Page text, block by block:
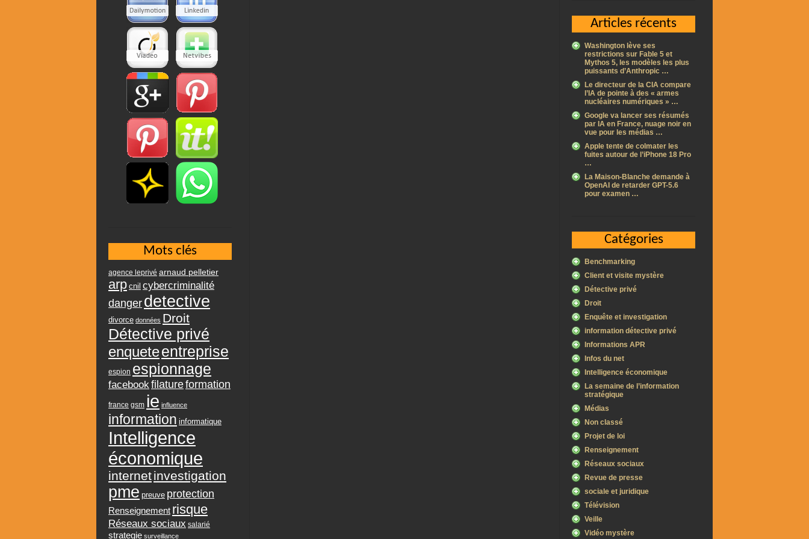
Articles récents
Washington lève ses
restrictions sur Fable 5 et
Mythos 5, les modèles les plus
puissants d’Anthropic …
Le directeur de la CIA compare
l’IA de pointe à des « armes
nucléaires numériques » …
Google va lancer ses résumés
par IA en France, nuage noir en
vue pour les médias …
Apple tente de colmater les
fuites autour de l’iPhone 18 Pro
…
La Maison-Blanche demande à
OpenAI de retarder GPT-5.6
pour examen …
Catégories
Benchmarking
Client et visite mystère
Détective privé
Droit
Enquête et investigation
information détective privé
Informations APR
Infos du net
Intelligence économique
La semaine de l’information
stratégique
Médias
Non classé
Projet de loi
Renseignement
Réseaux sociaux
Revue de presse
sociale et juridique
Télévision
Veille
Vidéo mystère
Mots clés
agence leprivé arnaud pelletier
arp cnil cybercriminalité
danger detective
divorce données Droit
Détective privé
enqueteentreprise
espion espionnage
facebookfilatureformation
france gsm ie influence
information informatique
Intelligence
économique
internetinvestigation
pme preuve protection
Renseignement risque
Réseaux sociaux salarié
strategie surveillance